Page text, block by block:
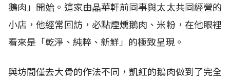
鵝肉」開始。這家由晶華軒前同事與太太共同經營的
小店，他經常回訪，必點煙燻鵝肉、米粉，在他眼裡
看來是「乾淨、純粹、新鮮」的極致呈現。
與坊間僅去大骨的作法不同，凱紅的鵝肉做到了完全